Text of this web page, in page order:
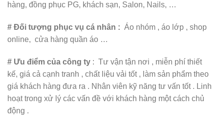
hàng, đồng phục PG, khách sạn, Salon, Nails, …
# Đối tượng phục vụ cá nhân : Áo nhóm , áo lớp , shop
online, cửa hàng quần áo …
# Ưu điểm của công ty : Tư vận tận nơi , miễn phí thiết
kế, giá cả cạnh tranh , chất liệu vải tốt , làm sản phẩm theo
giá khách hàng đưa ra . Nhân viên kỹ năng tư vấn tốt . Linh
hoạt trong xử lý các vấn đề với khách hàng một cách chủ
động .